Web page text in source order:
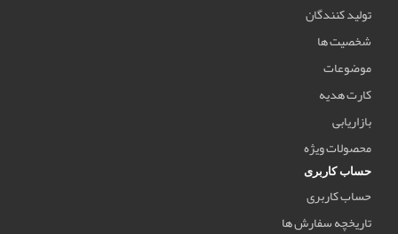
تولید کنندگان
شخصیت ها
موضوعات
کارت هدیه
بازاریابی
محصولات ویژه
حساب کاربری
حساب کاربری
تاریخچه سفارش ها